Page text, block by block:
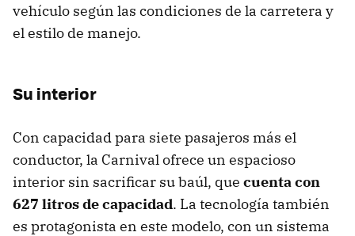
vehículo según las condiciones de la carretera y
el estilo de manejo.
Su interior
Con capacidad para siete pasajeros más el
conductor, la Carnival ofrece un espacioso
interior sin sacrificar su baúl, que cuenta con
627 litros de capacidad. La tecnología también
es protagonista en este modelo, con un sistema